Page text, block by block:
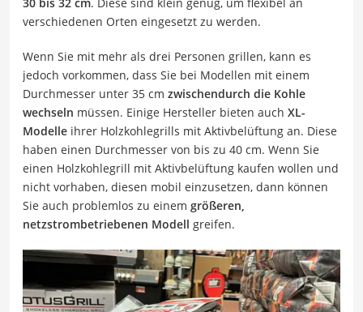
30 bis 32 cm. Diese sind klein genug, um flexibel an
verschiedenen Orten eingesetzt zu werden.
Wenn Sie mit mehr als drei Personen grillen, kann es
jedoch vorkommen, dass Sie bei Modellen mit einem
Durchmesser unter 35 cm zwischendurch die Kohle
wechseln müssen. Einige Hersteller bieten auch XL-
Modelle ihrer Holzkohlegrills mit Aktivbelüftung an. Diese
haben einen Durchmesser von bis zu 40 cm. Wenn Sie
einen Holzkohlegrill mit Aktivbelüftung kaufen wollen und
nicht vorhaben, diesen mobil einzusetzen, dann können
Sie auch problemlos zu einem größeren,
netzstrombetriebenen Modell greifen.